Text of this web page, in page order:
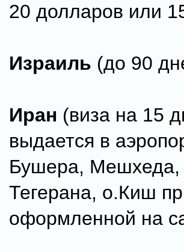
20 долларов или
Израиль (до 90
Иран (виза на 15
выдается в
Бушера, Мешхеда,
Тегерана, о.Киш
оформленной на